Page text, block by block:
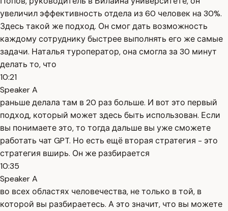
увеличил эффективность отдела из 60 человек на 30%.
Здесь такой же подход. Он смог дать возможность
каждому сотруднику быстрее выполнять его же самые
задачи. Наталья туроператор, она смогла за 30 минут
делать то, что
10:21
Speaker A
раньше делала там в 20 раз больше. И вот это первый
подход, который может здесь быть использован. Если
вы понимаете это, то тогда дальше вы уже сможете
работать чат GPT. Но есть ещё вторая стратегия - это
стратегия вширь. Он же разбирается
10:35
Speaker A
во всех областях человечества, не только в той, в
которой вы разбираетесь. А это значит, что вы можете